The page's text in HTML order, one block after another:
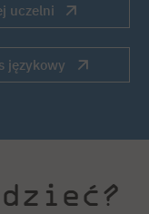
uczelni
językowy